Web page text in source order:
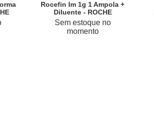
Rocefin Im 1g 1 Ampola +
Diluente - ROCHE
Sem estoque no
momento